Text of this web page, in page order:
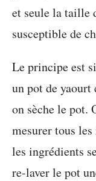
et seule la taille
susceptible de
Le principe est
un pot de yaourt
on sèche le pot.
mesurer tous
les ingrédients
re-laver le pot